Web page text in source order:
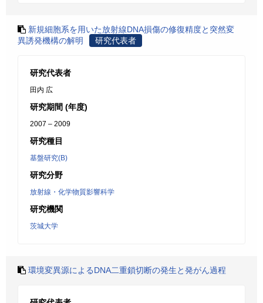
新規細胞系を用いた放射線DNA損傷の修復精度と突然変
異誘発機構の解明
研究代表者
研究代表者
田内 広
研究期間 (年度)
2007 – 2009
研究種目
基盤研究(B)
研究分野
放射線・化学物質影響科学
研究機関
茨城大学
環境変異源によるDNA二重鎖切断の発生と発がん過程